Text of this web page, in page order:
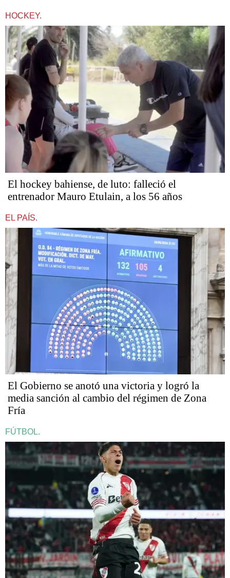
HOCKEY.
El hockey bahiense, de luto: falleció el
entrenador Mauro Etulain, a los 56 años
EL PAÍS.
El Gobierno se anotó una victoria y logró la
media sanción al cambio del régimen de Zona
Fría
FÚTBOL.